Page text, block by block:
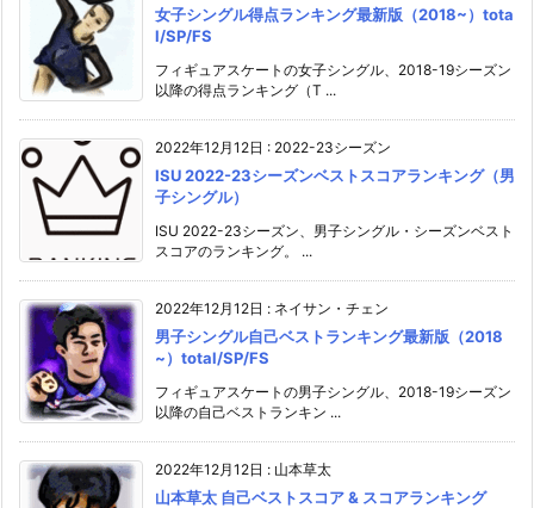
女子シングル得点ランキング最新版（2018~）tota
l/SP/FS
フィギュアスケートの女子シングル、2018-19シーズン
以降の得点ランキング（T ...
2022年12月12日 : 2022-23シーズン
ISU 2022-23シーズンベストスコアランキング（男
子シングル）
ISU 2022-23シーズン、男子シングル・シーズンベスト
スコアのランキング。 ...
2022年12月12日 : ネイサン・チェン
男子シングル自己ベストランキング最新版（2018
~）total/SP/FS
フィギュアスケートの男子シングル、2018-19シーズン
以降の自己ベストランキン ...
2022年12月12日 : 山本草太
山本草太 自己ベストスコア & スコアランキング